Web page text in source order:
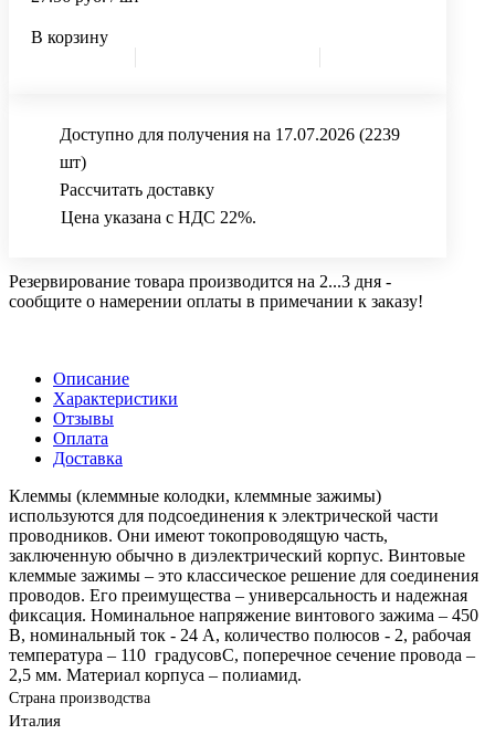
В корзину
Доступно для получения на 17.07.2026 (2239
шт)
Рассчитать доставку
Цена указана с НДС 22%.
Резервирование товара производится на 2...3 дня -
сообщите о намерении оплаты в примечании к заказу!
Описание
Характеристики
Отзывы
Оплата
Доставка
Клеммы (клеммные колодки, клеммные зажимы)
используются для подсоединения к электрической части
проводников. Они имеют токопроводящую часть,
заключенную обычно в диэлектрический корпус. Винтовые
клеммые зажимы – это классическое решение для соединения
проводов. Его преимущества – универсальность и надежная
фиксация. Номинальное напряжение винтового зажима – 450
В, номинальный ток - 24 А, количество полюсов - 2, рабочая
температура – 110 градусовC, поперечное сечение провода –
2,5 мм. Материал корпуса – полиамид.
Страна производства
Италия